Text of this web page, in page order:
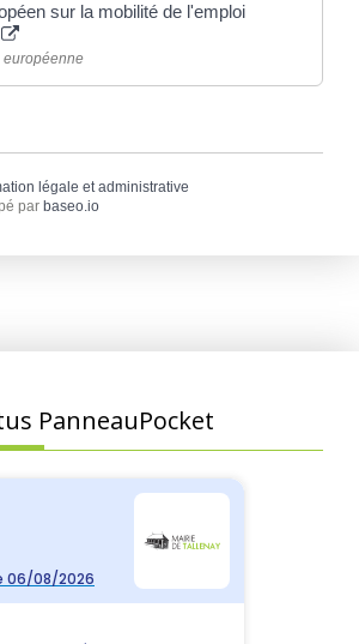
sur la mobilité de l'emploi
européenne
légale et administrative
par baseo.io
PanneauPocket